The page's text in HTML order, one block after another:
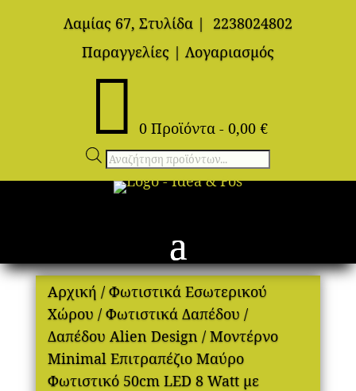
Λαμίας 67, Στυλίδα |
2238024802
Παραγγελίες | Λογαριασμός
 0 Προϊόντα - 0,00 €
Αναζήτηση
προϊόντων
Αρχική / Φωτιστικά Εσωτερικού
Χώρου / Φωτιστικά Δαπέδου /
Δαπέδου Alien Design/ Μοντέρνο
Minimal Επιτραπέζιο Μαύρο
Φωτιστικό 50cm LED 8 Watt με